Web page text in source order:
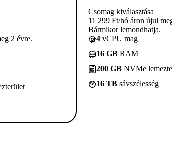
2 évre.
Csomag kiválasztása
11 299 Ft/hó áron újul
Bármikor lemondhatja.
4 vCPU mag
16 GB RAM
200 GB NVMe
16 TB sávszélesség